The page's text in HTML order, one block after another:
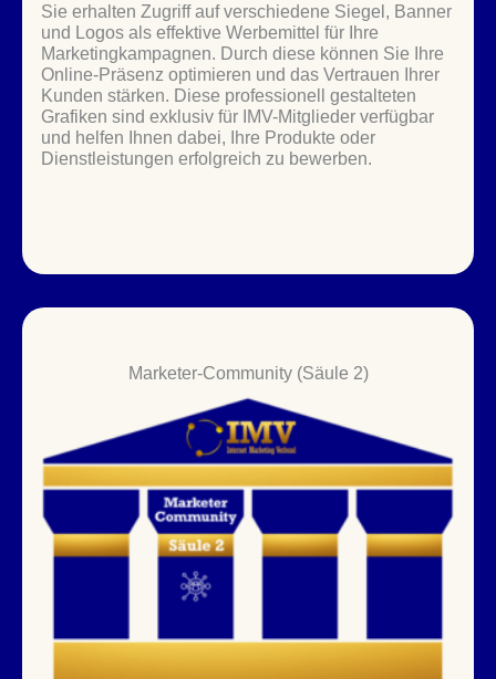
Sie erhalten Zugriff auf verschiedene Siegel, Banner
und Logos als effektive Werbemittel für Ihre
Marketingkampagnen. Durch diese können Sie Ihre
Online-Präsenz optimieren und das Vertrauen Ihrer
Kunden stärken. Diese professionell gestalteten
Grafiken sind exklusiv für IMV-Mitglieder verfügbar
und helfen Ihnen dabei, Ihre Produkte oder
Dienstleistungen erfolgreich zu bewerben.
Marketer-Community (Säule 2)